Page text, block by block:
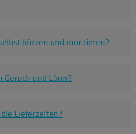
kürzen und montieren?
Geruch und Lärm?
Lieferzeiten?